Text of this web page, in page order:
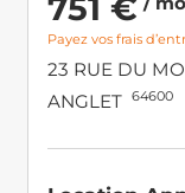
Payez vos frais
23 RUE DU
ANGLET 64600